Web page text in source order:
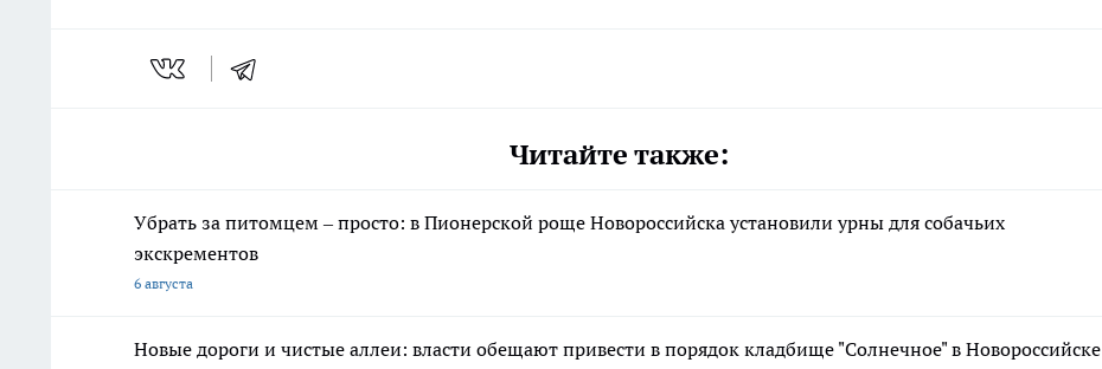
Читайте также:
Убрать за питомцем – просто: в Пионерской роще Новороссийска установили урны для собачьих
экскрементов
6 августа
Новые дороги и чистые аллеи: власти обещают привести в порядок кладбище "Солнечное" в Новороссийске